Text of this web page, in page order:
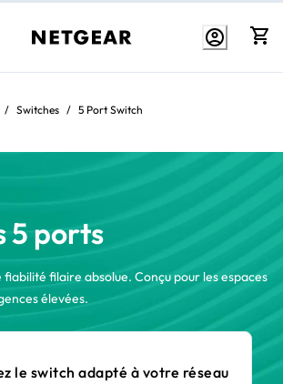
/ Switches / 5 Port Switch
5 ports
filaire absolue. Conçu pour les espaces
élevées.
le switch adapté à votre réseau